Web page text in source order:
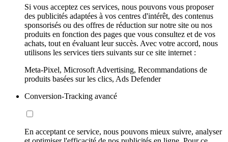
Si vous acceptez ces services, nous pouvons vous proposer
des publicités adaptées à vos centres d'intérêt, des contenus
sponsorisés ou des offres de réduction sur notre site ou nos
produits en fonction des pages que vous consultez et de vos
achats, tout en évaluant leur succès. Avec votre accord, nous
utilisons les services tiers suivants sur ce site internet :
Meta-Pixel, Microsoft Advertising, Recommandations de
produits basées sur les clics, Ads Defender
Conversion-Tracking avancé
En acceptant ce service, nous pouvons mieux suivre, analyser